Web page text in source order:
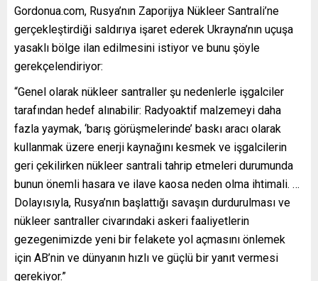
Gordonua.com, Rusya’nın Zaporijya Nükleer Santrali’ne
gerçekleştirdiği saldırıya işaret ederek Ukrayna’nın uçuşa
yasaklı bölge ilan edilmesini istiyor ve bunu şöyle
gerekçelendiriyor:
“Genel olarak nükleer santraller şu nedenlerle işgalciler
tarafından hedef alınabilir: Radyoaktif malzemeyi daha
fazla yaymak, ‘barış görüşmelerinde’ baskı aracı olarak
kullanmak üzere enerji kaynağını kesmek ve işgalcilerin
geri çekilirken nükleer santrali tahrip etmeleri durumunda
bunun önemli hasara ve ilave kaosa neden olma ihtimali. …
Dolayısıyla, Rusya’nın başlattığı savaşın durdurulması ve
nükleer santraller civarındaki askeri faaliyetlerin
gezegenimizde yeni bir felakete yol açmasını önlemek
için AB’nin ve dünyanın hızlı ve güçlü bir yanıt vermesi
gerekiyor.”